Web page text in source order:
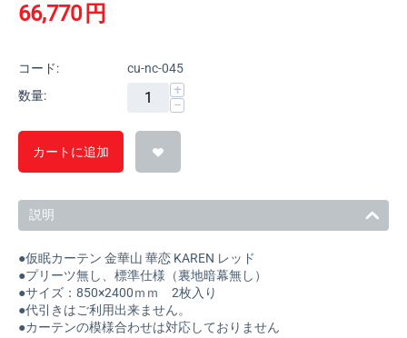
66,770 円
コード:
cu-nc-045
数量:
+
−
カートに追加
説明
●仮眠カーテン 金華山 華恋 KAREN レッド
●プリーツ無し、標準仕様（裏地暗幕無し）
●サイズ：850×2400ｍｍ 2枚入り
●代引きはご利用出来ません。
●カーテンの模様合わせは対応しておりません